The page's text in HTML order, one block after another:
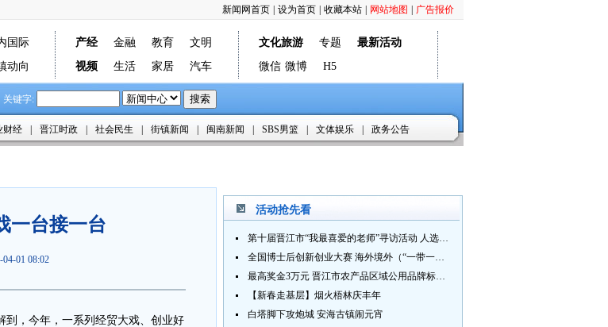
广告报价
网站地图
收藏本站
设为首页
新闻网首页
国际
动向
产经 金融 教育
文明
视频
生活 家居 汽车
文化旅游 专题
最新活动
微信 微博 H5
关键字:
财经 晋江时政 社会民生 街镇新闻 闽南新闻 SBS男篮 文体娱乐 政务公告
一台接一台
04-01 08:02
，今年，一系列经贸大戏、创业好
活动抢先看
第十届晋江市“我最喜爱的老师”寻访活动 人选推荐火热进行中 快来“秀”您最喜爱的老师
全国博士后创新创业大赛 海外境外（“一带一路”）赛七大赛道等你来战
最高奖金3万元 晋江市农产品区域公用品牌标识Logo及特色农产品包装设计征集活动正式启动
【新春走基层】烟火梧林庆丰年
白塔脚下攻炮城 安海古镇闹元宵